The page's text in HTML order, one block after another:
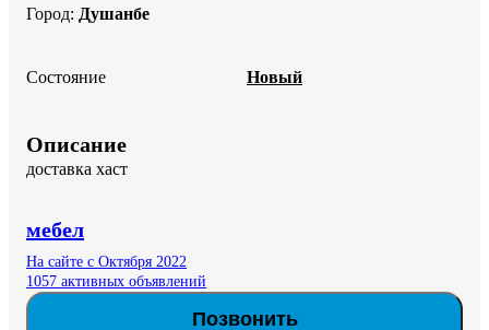
Город: Душанбе
Состояние Новый
Описание
доставка хаст
мебел
На сайте с Октября 2022
1057 активных объявлений
Позвонить